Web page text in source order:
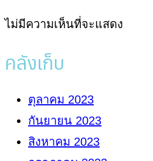
ไม่มีความเห็นที่จะแสดง
คลังเก็บ
ตุลาคม 2023
กันยายน 2023
สิงหาคม 2023